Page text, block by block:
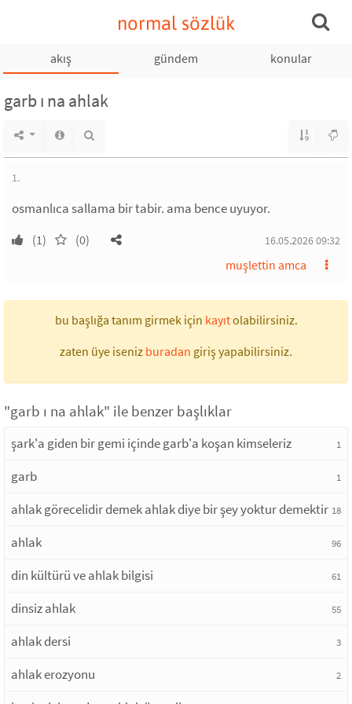
normal sözlük
akış gündem konular
garb ı na ahlak
1.
osmanlıca sallama bir tabir. ama bence uyuyor.
(1) (0) 16.05.2026 09:32
muşlettin amca
bu başlığa tanım girmek için kayıtolabilirsiniz.
zaten üye iseniz buradan giriş yapabilirsiniz.
"garb ı na ahlak" ile benzer başlıklar
şark'a giden bir gemi içinde garb'a koşan kimseleriz 1
garb 1
ahlak görecelidir demek ahlak diye bir şey yoktur demektir 18
ahlak 96
din kültürü ve ahlak bilgisi 61
dinsiz ahlak 55
ahlak dersi 3
ahlak erozyonu 2